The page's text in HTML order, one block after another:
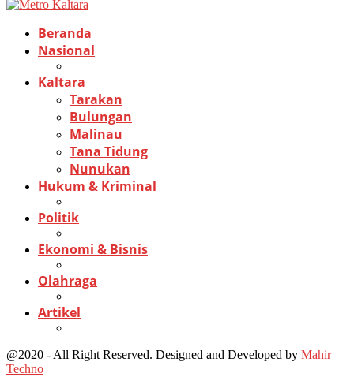
Beranda
Nasional
Kaltara
Tarakan
Bulungan
Malinau
Tana Tidung
Nunukan
Hukum & Kriminal
Politik
Ekonomi & Bisnis
Olahraga
Artikel
@2020 - All Right Reserved. Designed and Developed by Mahir
Techno